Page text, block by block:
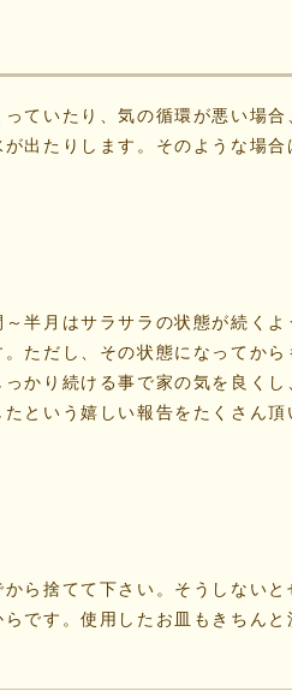
ていたり、気の循環が悪い場合
出たりします。そのような場合
半月はサラサラの状態が続くよ
ただし、その状態になってから
かり続ける事で家の気を良くし
という嬉しい報告をたくさん頂
ら捨てて下さい。そうしないと
です。使用したお皿もきちんと